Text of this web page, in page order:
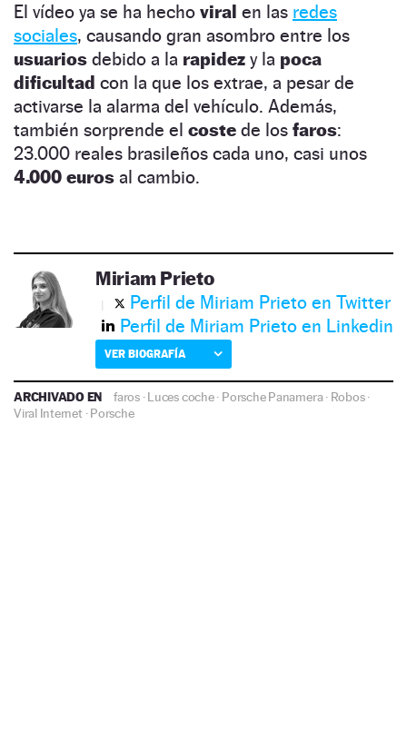
El vídeo ya se ha hecho viral en las redes
sociales, causando gran asombro entre los
usuarios debido a la rapidez y la poca
dificultad con la que los extrae, a pesar de
activarse la alarma del vehículo. Además,
también sorprende el coste de los faros:
23.000 reales brasileños cada uno, casi unos
4.000 euros al cambio.
Miriam Prieto
Perfil de Miriam Prieto en Twitter
Perfil de Miriam Prieto en Linkedin
VER BIOGRAFÍA
ARCHIVADO EN faros·Luces coche· Porsche Panamera· Robos·
Viral Internet·Porsche